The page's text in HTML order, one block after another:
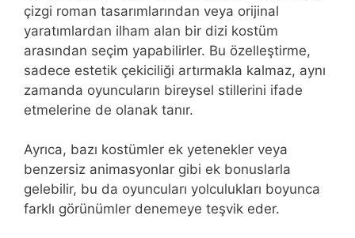
çizgi roman tasarımlarından veya orijinal
yaratımlardan ilham alan bir dizi kostüm
arasından seçim yapabilirler. Bu özelleştirme,
sadece estetik çekiciliği artırmakla kalmaz, aynı
zamanda oyuncuların bireysel stillerini ifade
etmelerine de olanak tanır.
Ayrıca, bazı kostümler ek yetenekler veya
benzersiz animasyonlar gibi ek bonuslarla
gelebilir, bu da oyuncuları yolculukları boyunca
farklı görünümler denemeye teşvik eder.